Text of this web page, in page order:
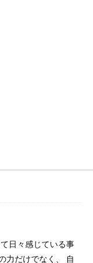
日々感じている事
力だけでなく、 自